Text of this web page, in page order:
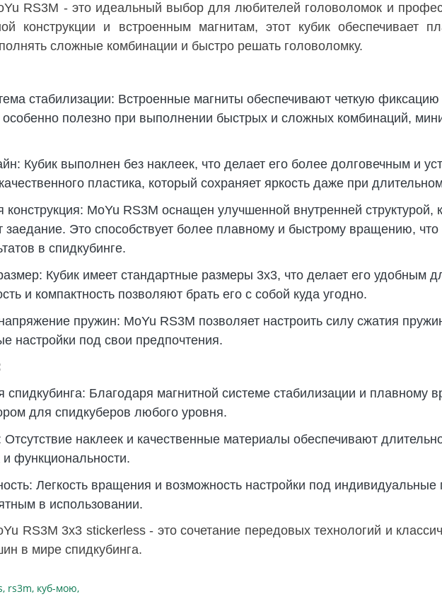
RS3M - это идеальный выбор для любителей головоломок и
конструкции и встроенным магнитам, этот кубик обеспечивает
сложные комбинации и быстро решать головоломку.
стабилизации: Встроенные магниты обеспечивают четкую фиксацию
полезно при выполнении быстрых и сложных комбинаций,
Кубик выполнен без наклеек, что делает его более долговечным и
пластика, который сохраняет яркость даже при
MoYu RS3M оснащен улучшенной внутренней структурой,
заедание. Это способствует более плавному и быстрому вращению,
в спидкубинге.
Кубик имеет стандартные размеры 3х3, что делает его удобным
и компактность позволяют брать его с собой куда угодно.
пружин: MoYu RS3M позволяет настроить силу сжатия
настройки под свои предпочтения.
Благодаря магнитной системе стабилизации и плавному
для спидкуберов любого уровня.
Отсутствие наклеек и качественные материалы обеспечивают
функциональности.
Легкость вращения и возможность настройки под индивидуальные
в использовании.
RS3M 3х3 stickerless - это сочетание передовых технологий и
в мире спидкубинга.
, rs3m, куб-мою,